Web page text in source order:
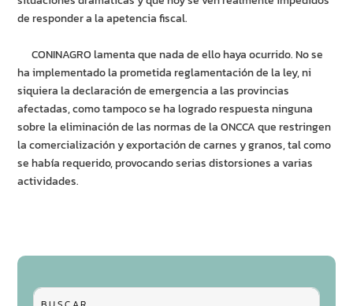
de responder a la apetencia fiscal.
CONINAGRO lamenta que nada de ello haya ocurrido. No se
ha implementado la prometida reglamentación de la ley, ni
siquiera la declaración de emergencia a las provincias
afectadas, como tampoco se ha logrado respuesta ninguna
sobre la eliminación de las normas de la ONCCA que restringen
la comercialización y exportación de carnes y granos, tal como
se había requerido, provocando serias distorsiones a varias
actividades.